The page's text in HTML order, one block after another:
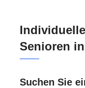
Senioren
Suchen Sie